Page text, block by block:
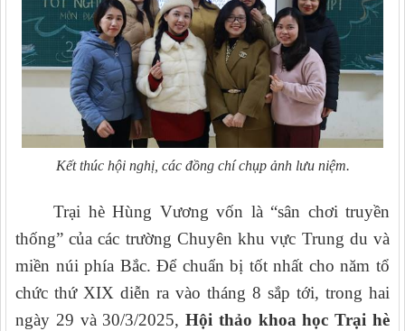
Kết thúc hội nghị, các đồng chí chụp ảnh lưu niệm.
Trại hè Hùng Vương vốn là “sân chơi truyền
thống” của các trường Chuyên khu vực Trung du và
miền núi phía Bắc. Để chuẩn bị tốt nhất cho năm tổ
chức thứ XIX diễn ra vào tháng 8 sắp tới, trong hai
ngày 29 và 30/3/2025,Hội thảo khoa học Trại hè